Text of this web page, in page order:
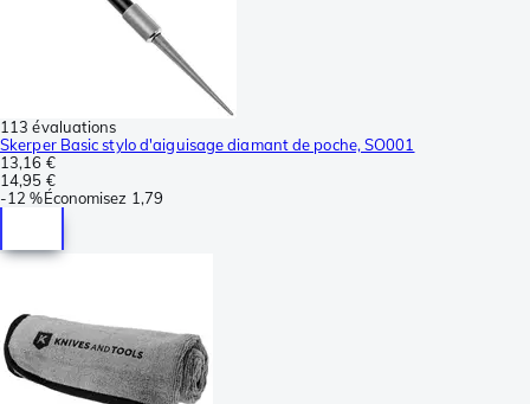
113 évaluations
Skerper Basic stylo d'aiguisage diamant de poche, SO001
13,16 €
14,95 €
-12 %Économisez 1,79